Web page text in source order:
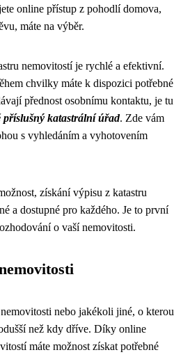
online přístup z pohodlí domova,
máte na výběr.
nemovitostí je rychlé a efektivní.
chvilky máte k dispozici potřebné
přednost osobnímu kontaktu, je tu
příslušný katastrální úřad. Zde vám
s vyhledáním a vyhotovením
získání výpisu z katastru
a dostupné pro každého. Je to první
o vaší nemovitosti.
nebo jakékoli jiné, o kterou
než kdy dříve. Díky online
máte možnost získat potřebné